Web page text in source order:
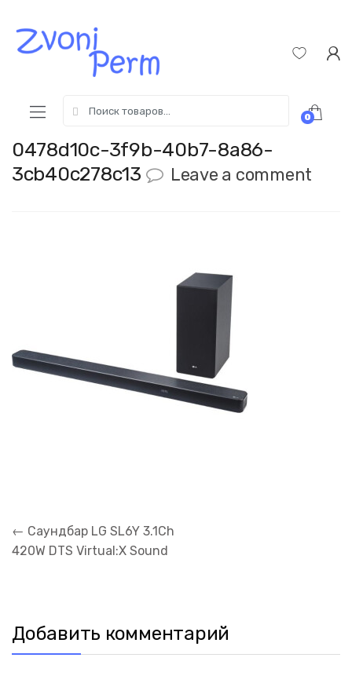
navigation
содержимому
for:
0
0478d10c-3f9b-40b7-8a86-
3cb40c278c13
Leave a comment
Навигация
по
← Саундбар LG SL6Y 3.1Ch
420W DTS Virtual:X Sound
Добавить комментарий